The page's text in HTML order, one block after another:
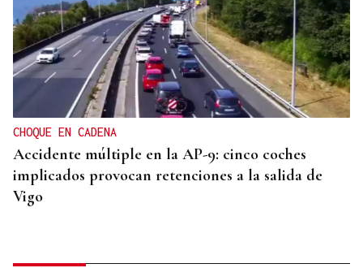
CHOQUE EN CADENA
Accidente múltiple en la AP-9: cinco coches
implicados provocan retenciones a la salida de
Vigo